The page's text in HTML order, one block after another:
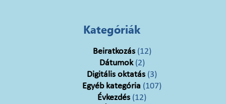
Kategóriák
Beiratkozás(12)
Dátumok(2)
Digitális oktatás (3)
Egyéb kategória (107)
Évkezdés (12)